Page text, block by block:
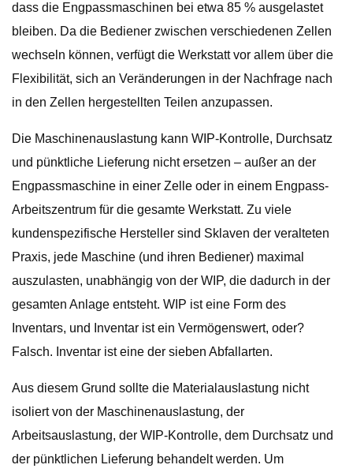
dass die Engpassmaschinen bei etwa 85 % ausgelastet
bleiben. Da die Bediener zwischen verschiedenen Zellen
wechseln können, verfügt die Werkstatt vor allem über die
Flexibilität, sich an Veränderungen in der Nachfrage nach
in den Zellen hergestellten Teilen anzupassen.
Die Maschinenauslastung kann WIP-Kontrolle, Durchsatz
und pünktliche Lieferung nicht ersetzen – außer an der
Engpassmaschine in einer Zelle oder in einem Engpass-
Arbeitszentrum für die gesamte Werkstatt. Zu viele
kundenspezifische Hersteller sind Sklaven der veralteten
Praxis, jede Maschine (und ihren Bediener) maximal
auszulasten, unabhängig von der WIP, die dadurch in der
gesamten Anlage entsteht. WIP ist eine Form des
Inventars, und Inventar ist ein Vermögenswert, oder?
Falsch. Inventar ist eine der sieben Abfallarten.
Aus diesem Grund sollte die Materialauslastung nicht
isoliert von der Maschinenauslastung, der
Arbeitsauslastung, der WIP-Kontrolle, dem Durchsatz und
der pünktlichen Lieferung behandelt werden. Um